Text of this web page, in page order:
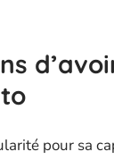
pour sa